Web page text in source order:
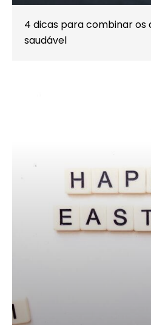
4 dicas para combinar
saudável